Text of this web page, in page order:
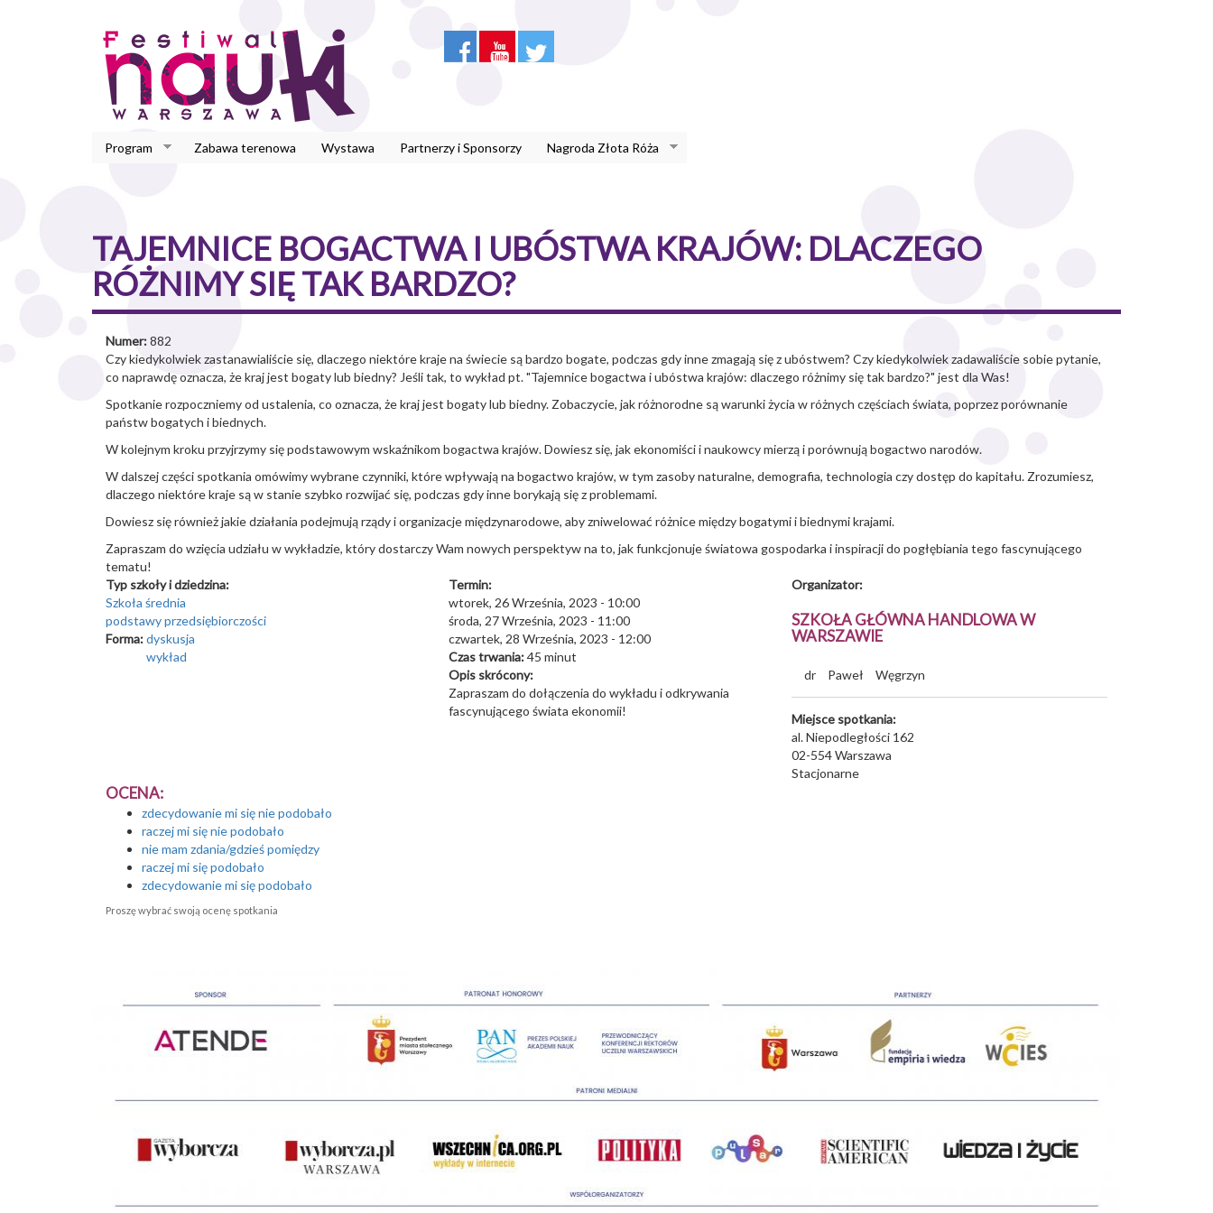
Program Zabawa terenowa Wystawa Partnerzy i Sponsorzy Nagroda Złota Róża
TAJEMNICE BOGACTWA I UBÓSTWA KRAJÓW: DLACZEGO
RÓŻNIMY SIĘ TAK BARDZO?
Numer:882
Czy kiedykolwiek zastanawialiście się, dlaczego niektóre kraje na świecie są bardzo bogate, podczas gdy inne zmagają się z ubóstwem? Czy kiedykolwiek zadawaliście sobie pytanie,
co naprawdę oznacza, że kraj jest bogaty lub biedny? Jeśli tak, to wykład pt. "Tajemnice bogactwa i ubóstwa krajów: dlaczego różnimy się tak bardzo?" jest dla Was!
Spotkanie rozpoczniemy od ustalenia, co oznacza, że kraj jest bogaty lub biedny. Zobaczycie, jak różnorodne są warunki życia w różnych częściach świata, poprzez porównanie
państw bogatych i biednych.
W kolejnym kroku przyjrzymy się podstawowym wskaźnikom bogactwa krajów. Dowiesz się, jak ekonomiści i naukowcy mierzą i porównują bogactwo narodów.
W dalszej części spotkania omówimy wybrane czynniki, które wpływają na bogactwo krajów, w tym zasoby naturalne, demografia, technologia czy dostęp do kapitału. Zrozumiesz,
dlaczego niektóre kraje są w stanie szybko rozwijać się, podczas gdy inne borykają się z problemami.
Dowiesz się również jakie działania podejmują rządy i organizacje międzynarodowe, aby zniwelować różnice między bogatymi i biednymi krajami.
Zapraszam do wzięcia udziału w wykładzie, który dostarczy Wam nowych perspektyw na to, jak funkcjonuje światowa gospodarka i inspiracji do pogłębiania tego fascynującego
tematu!
Typ szkoły i dziedzina:
Szkoła średnia
podstawy przedsiębiorczości
Forma:dyskusja
wykład
Termin:
wtorek, 26 Września, 2023 - 10:00
środa, 27 Września, 2023 - 11:00
czwartek, 28 Września, 2023 - 12:00
Czas trwania:45 minut
Opis skrócony:
Zapraszam do dołączenia do wykładu i odkrywania
fascynującego świata ekonomii!
Organizator:
SZKOŁA GŁÓWNA HANDLOWA W
WARSZAWIE
dr Paweł Węgrzyn
Miejsce spotkania:
al. Niepodległości 162
02-554Warszawa
Stacjonarne
OCENA:
zdecydowanie mi się nie podobało
raczej mi się nie podobało
nie mam zdania/gdzieś pomiędzy
raczej mi się podobało
zdecydowanie mi się podobało
Proszę wybrać swoją ocenę spotkania